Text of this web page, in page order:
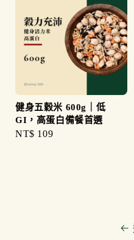
健身五穀米 600g｜低
GI，高蛋白備餐首選
Regular
NT$ 109